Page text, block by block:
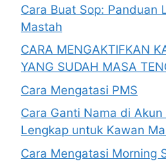
Cara Buat Sop: Panduan
Mastah
CARA MENGAKTIFKAN
YANG SUDAH MASA
Cara Mengatasi PMS
Cara Ganti Nama di
Lengkap untuk Kawan
Cara Mengatasi Morning